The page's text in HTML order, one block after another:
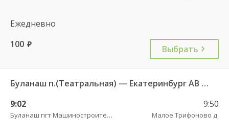
Ежедневно
100 руб. Выбрать
Буланаш п.(Театральная) — Екатеринбург АВ Северный 523
9:02
Буланаш пгт Машиностроителей
9:50
Малое Трифоново д.